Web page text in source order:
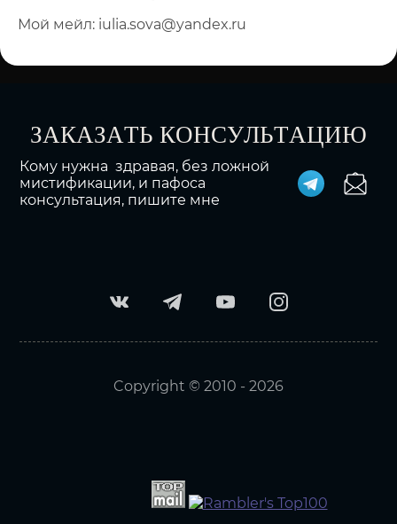
Мой мейл: iulia.sova@yandex.ru
ЗАКАЗАТЬ КОНСУЛЬТАЦИЮ
Кому нужна здравая, без ложной
мистификации, и пафоса
консультация, пишите мне
Copyright © 2010 - 2026